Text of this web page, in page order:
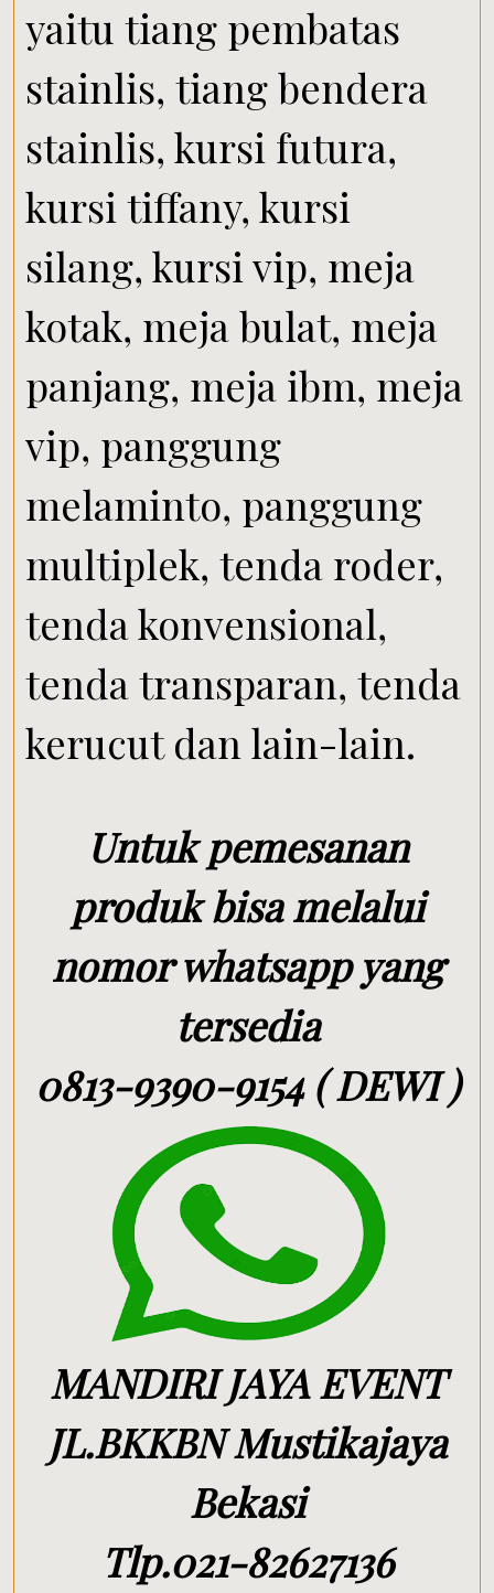
yaitu tiang pembatas
stainlis, tiang bendera
stainlis, kursi futura,
kursi tiffany, kursi
silang, kursi vip, meja
kotak, meja bulat, meja
panjang, meja ibm, meja
vip, panggung
melaminto, panggung
multiplek, tenda roder,
tenda konvensional,
tenda transparan, tenda
kerucut dan lain-lain.
Untuk pemesanan
produk bisa melalui
nomor whatsapp yang
tersedia
0813-9390-9154 ( DEWI )
MANDIRI JAYA EVENT
JL.BKKBN Mustikajaya
Bekasi
Tlp.021-82627136